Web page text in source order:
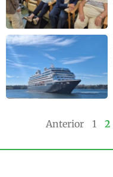
Anterior 1 2